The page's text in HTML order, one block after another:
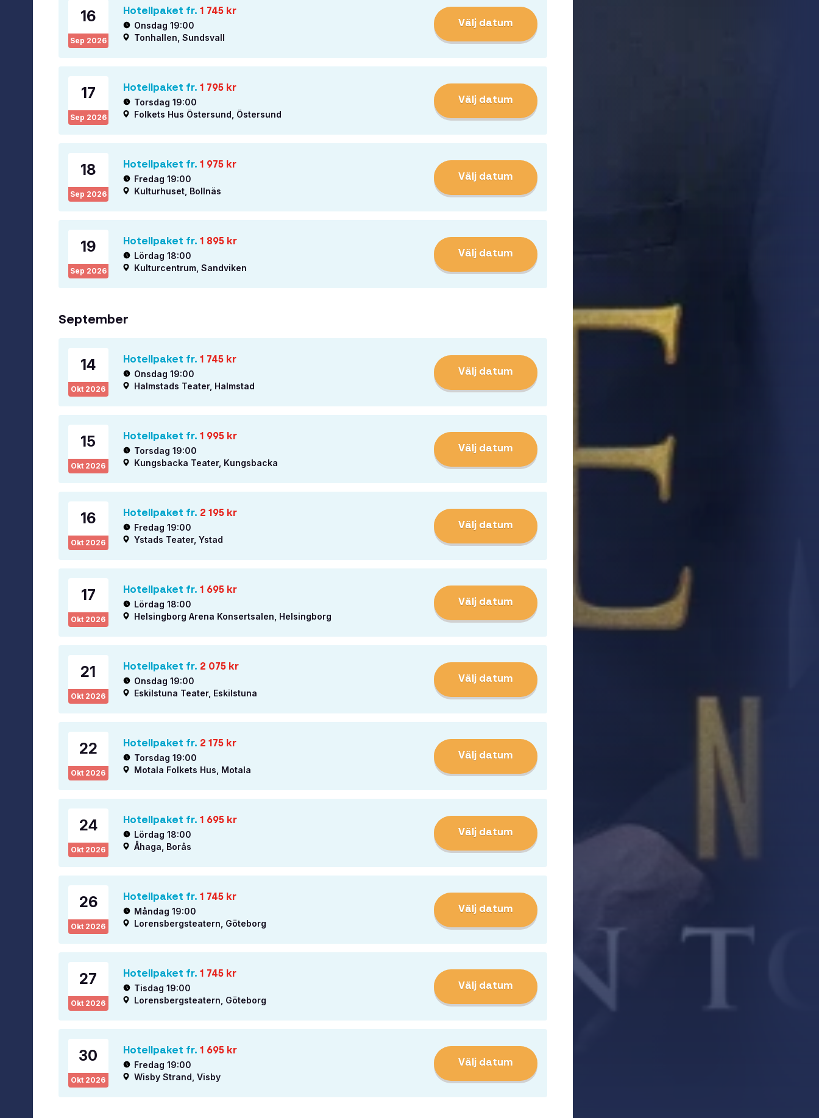
16
Sep 2026
Hotellpaket fr. 1 745kr
Onsdag 19:00
Tonhallen, Sundsvall
Välj datum
17
Sep 2026
Hotellpaket fr. 1 795kr
Torsdag 19:00
Folkets Hus Östersund, Östersund
Välj datum
18
Sep 2026
Hotellpaket fr. 1 975kr
Fredag 19:00
Kulturhuset, Bollnäs
Välj datum
19
Sep 2026
Hotellpaket fr. 1 895kr
Lördag 18:00
Kulturcentrum, Sandviken
Välj datum
September
14
Okt 2026
Hotellpaket fr. 1 745kr
Onsdag 19:00
Halmstads Teater, Halmstad
Välj datum
15
Okt 2026
Hotellpaket fr. 1 995kr
Torsdag 19:00
Kungsbacka Teater, Kungsbacka
Välj datum
16
Okt 2026
Hotellpaket fr. 2 195kr
Fredag 19:00
Ystads Teater, Ystad
Välj datum
17
Okt 2026
Hotellpaket fr. 1 695kr
Lördag 18:00
Helsingborg Arena Konsertsalen, Helsingborg
Välj datum
21
Okt 2026
Hotellpaket fr. 2 075kr
Onsdag 19:00
Eskilstuna Teater, Eskilstuna
Välj datum
22
Okt 2026
Hotellpaket fr. 2 175kr
Torsdag 19:00
Motala Folkets Hus, Motala
Välj datum
24
Okt 2026
Hotellpaket fr. 1 695kr
Lördag 18:00
Åhaga, Borås
Välj datum
26
Okt 2026
Hotellpaket fr. 1 745kr
Måndag 19:00
Lorensbergsteatern, Göteborg
Välj datum
27
Okt 2026
Hotellpaket fr. 1 745kr
Tisdag 19:00
Lorensbergsteatern, Göteborg
Välj datum
30
Okt 2026
Hotellpaket fr. 1 695kr
Fredag 19:00
Wisby Strand, Visby
Välj datum